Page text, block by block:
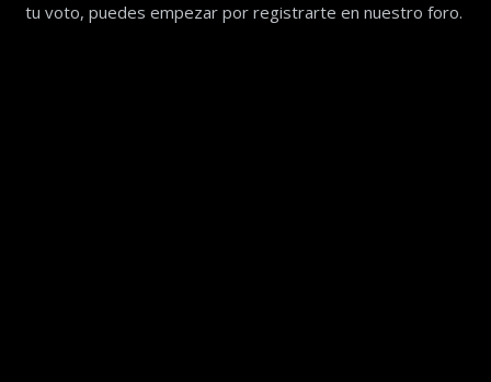
tu voto, puedes empezar por registrarte en nuestro foro.